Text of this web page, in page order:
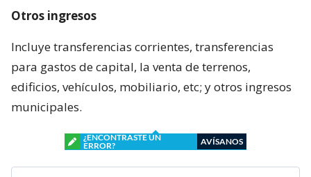
Otros ingresos
Incluye transferencias corrientes, transferencias
para gastos de capital, la venta de terrenos,
edificios, vehículos, mobiliario, etc; y otros ingresos
municipales.
¿ENCONTRASTE UN
ERROR?
AVÍSANOS